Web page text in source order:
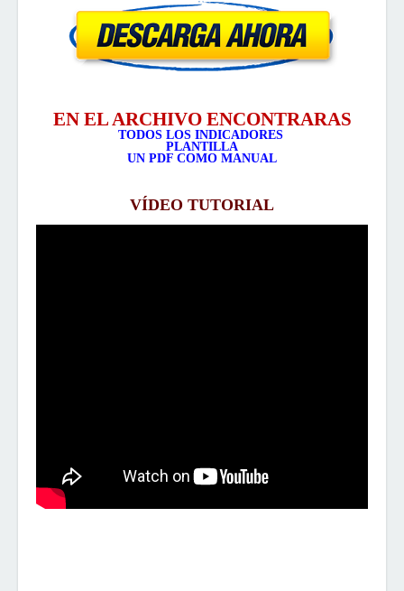
EN EL ARCHIVO ENCONTRARAS
TODOS LOS INDICADORES
PLANTILLA
UN PDF COMO MANUAL
VÍDEO TUTORIAL